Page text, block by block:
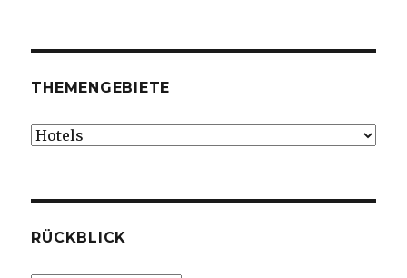
THEMENGEBIETE
Themengebiete
RÜCKBLICK